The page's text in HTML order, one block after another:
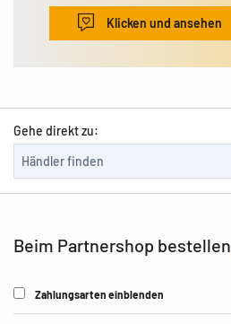
Klicken und ansehen
Gehe direkt zu:
Beim Partnershop bestellen
Zahlungsarten einblenden